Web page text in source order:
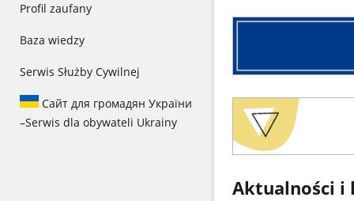
Profil zaufany
Baza wiedzy
Serwis Służby Cywilnej
Сайт для громадян України
–Serwis dla obywateli Ukrainy
interwencję
Aktualności i